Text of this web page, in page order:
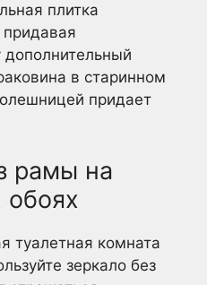
плитка
в старинном
придает
рамы на
обоях
туалетная комната
зеркало без